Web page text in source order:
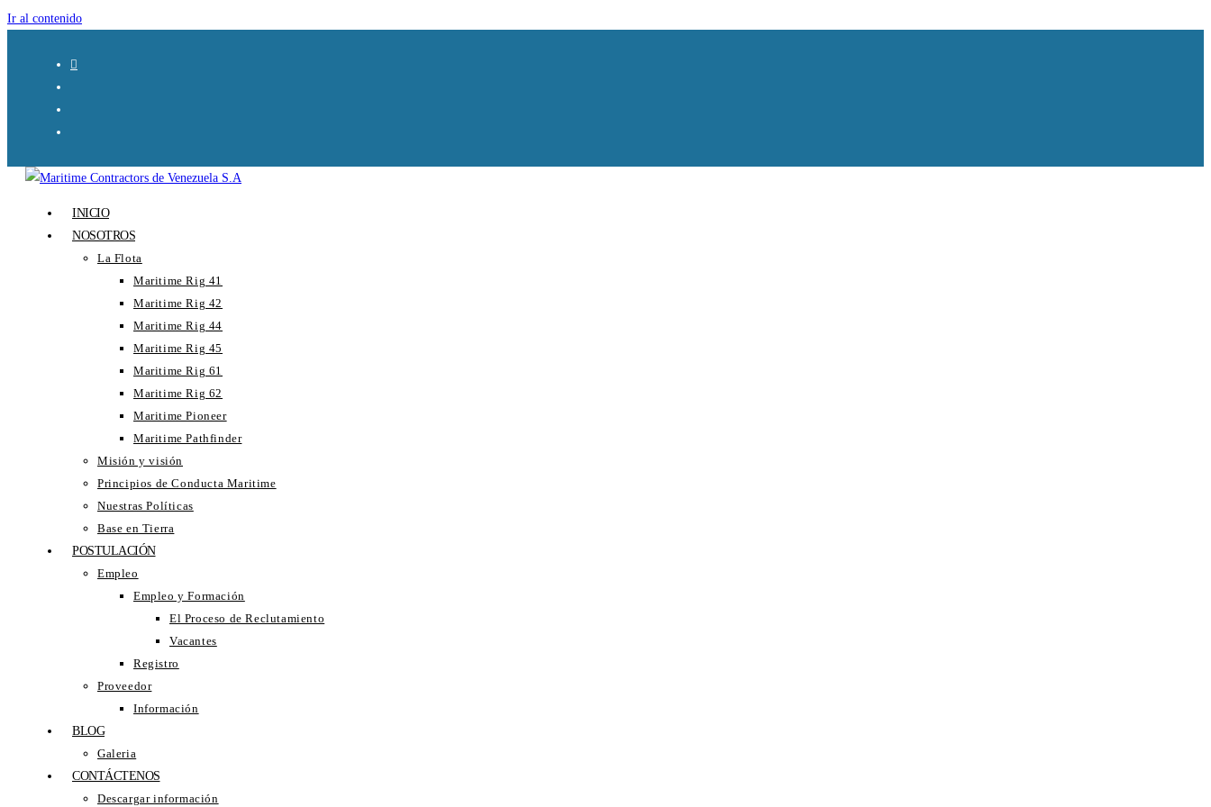
Ir al contenido
INICIO
NOSOTROS
La Flota
Maritime Rig 41
Maritime Rig 42
Maritime Rig 44
Maritime Rig 45
Maritime Rig 61
Maritime Rig 62
Maritime Pioneer
Maritime Pathfinder
Misión y visión
Principios de Conducta Maritime
Nuestras Políticas
Base en Tierra
POSTULACIÓN
Empleo
Empleo y Formación
El Proceso de Reclutamiento
Vacantes
Registro
Proveedor
Información
BLOG
Galeria
CONTÁCTENOS
Descargar información